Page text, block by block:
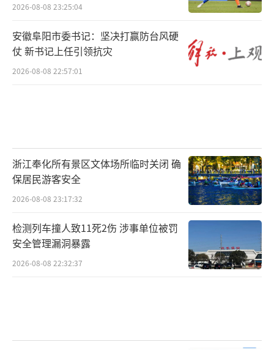
2026-08-08 23:25:04
安徽阜阳市委书记：坚决打赢防台风硬
仗 新书记上任引领抗灾
2026-08-08 22:57:01
浙江奉化所有景区文体场所临时关闭 确
保居民游客安全
2026-08-08 23:17:32
检测列车撞人致11死2伤 涉事单位被罚
安全管理漏洞暴露
2026-08-08 22:32:37